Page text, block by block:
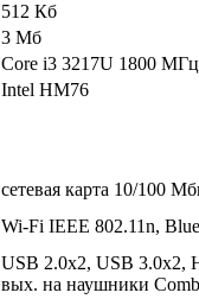
512 Кб
3 Мб
Core i3 3217U 1800 МГц
Intel HM76
сетевая карта 10/100
Wi-Fi IEEE 802.11n,
USB 2.0x2, USB 3.0x2,
вых. на наушники